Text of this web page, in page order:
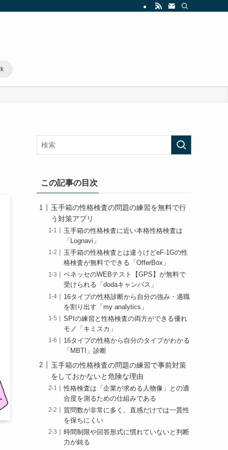
この記事の目次
玉手箱の性格検査の問題の練習を無料で行
う対策アプリ
玉手箱の性格検査に近い本格性格検査は
「Lognavi」
玉手箱の性格検査とは違うけどeF-1Gの性
格検査が無料でできる「OfferBox」
ベネッセのWEBテスト【GPS】が無料で
受けられる「dodaキャンパス」
16タイプの性格診断から自分の強み・適職
を割り出す「my analytics」
SPIの練習と性格検査の両方ができる優れ
モノ「キミスカ」
16タイプの性格から自分のタイプがわかる
「MBTI」診断
玉手箱の性格検査の問題の練習で事前対策
をしておかないと危険な理由
性格検査は「企業が求める人物像」との適
合度を測るための仕組みである
質問数が非常に多く、直感だけでは一貫性
を保ちにくい
時間制限や回答形式に慣れていないと判断
力が鈍る